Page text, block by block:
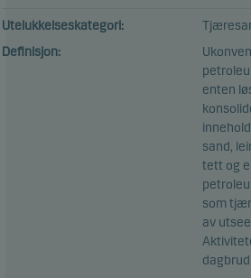
Utelukkelseskategori:
Definisjon:
enten
sand,
tett og
som
av